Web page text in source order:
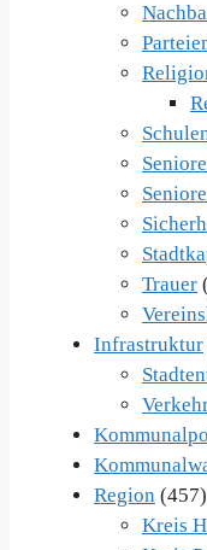
Trauer
Infrastruktur
Region (457)
Kreis